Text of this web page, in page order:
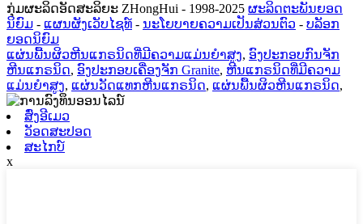
ກຸ່ມຜະລິດອັດສະລິຍະ ZHongHui - 1998-2025 ຜະລິດຕະພັນຍອດ
ນິຍົມ - ແຜນຜັງເວັບໄຊທ໌ - ນະໂຍບາຍຄວາມເປັນສ່ວນຕົວ - ບລັອກ
ຍອດນິຍົມ
ແຜ່ນພື້ນຜິວຫີນແກຣນິດທີ່ມີຄວາມແມ່ນຍໍາສູງ, ອົງປະກອບກົນຈັກ
ຫີນແກຣນິດ, ອົງປະກອບເຄື່ອງຈັກ Granite, ຫີນແກຣນິດທີ່ມີຄວາມ
ແມ່ນຍໍາສູງ, ແຜ່ນວັດແທກຫີນແກຣນິດ, ແຜ່ນພື້ນຜິວຫີນແກຣນິດ,
ສົ່ງອີເມວ
ວັອດສະປອດ
ສະໄກບ໌
x